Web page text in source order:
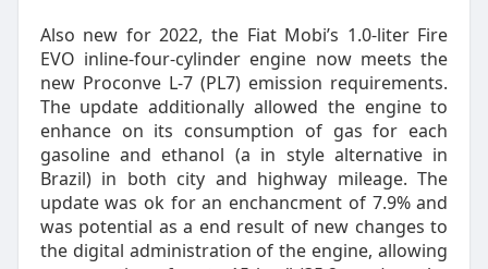
Also new for 2022, the Fiat Mobi’s 1.0-liter Fire
EVO inline-four-cylinder engine now meets the
new Proconve L-7 (PL7) emission requirements.
The update additionally allowed the engine to
enhance on its consumption of gas for each
gasoline and ethanol (a in style alternative in
Brazil) in both city and highway mileage. The
update was ok for an enchancment of 7.9% and
was potential as a end result of new changes to
the digital administration of the engine, allowing